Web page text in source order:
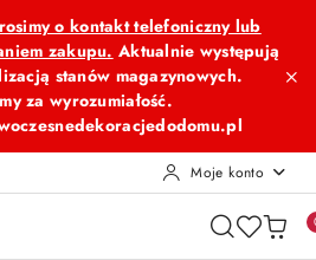
o kontakt telefoniczny lub
zakupu. Aktualnie występują
stanów magazynowych.
za wyrozumiałość.
Moje konto